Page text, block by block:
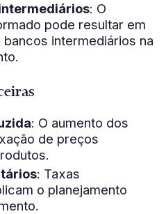
: O
pode resultar em
intermediários na
: O aumento dos
de preços
: Taxas
o planejamento